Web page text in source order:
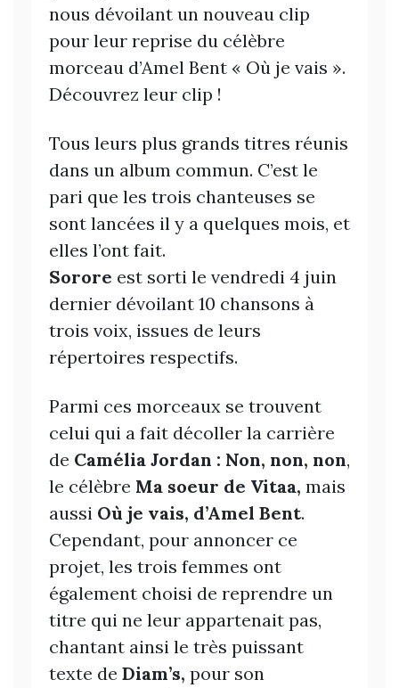
nous dévoilant un nouveau clip
pour leur reprise du célèbre
morceau d’Amel Bent « Où je vais ».
Découvrez leur clip !
Tous leurs plus grands titres réunis
dans un album commun. C’est le
pari que les trois chanteuses se
sont lancées il y a quelques mois, et
elles l’ont fait.
Sorore est sorti le vendredi 4 juin
dernier dévoilant 10 chansons à
trois voix, issues de leurs
répertoires respectifs.
Parmi ces morceaux se trouvent
celui qui a fait décoller la carrière
de Camélia Jordan : Non, non, non,
le célèbre Ma soeur de Vitaa, mais
aussi Où je vais, d’Amel Bent.
Cependant, pour annoncer ce
projet, les trois femmes ont
également choisi de reprendre un
titre qui ne leur appartenait pas,
chantant ainsi le très puissant
texte de Diam’s, pour son